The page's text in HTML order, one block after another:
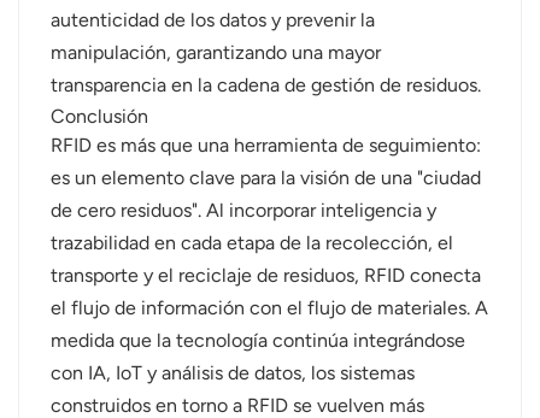
autenticidad de los datos y prevenir la
manipulación, garantizando una mayor
transparencia en la cadena de gestión de residuos.
Conclusión
RFID es más que una herramienta de seguimiento:
es un elemento clave para la visión de una "ciudad
de cero residuos". Al incorporar inteligencia y
trazabilidad en cada etapa de la recolección, el
transporte y el reciclaje de residuos, RFID conecta
el flujo de información con el flujo de materiales. A
medida que la tecnología continúa integrándose
con IA, IoT y análisis de datos, los sistemas
construidos en torno a RFID se vuelven más